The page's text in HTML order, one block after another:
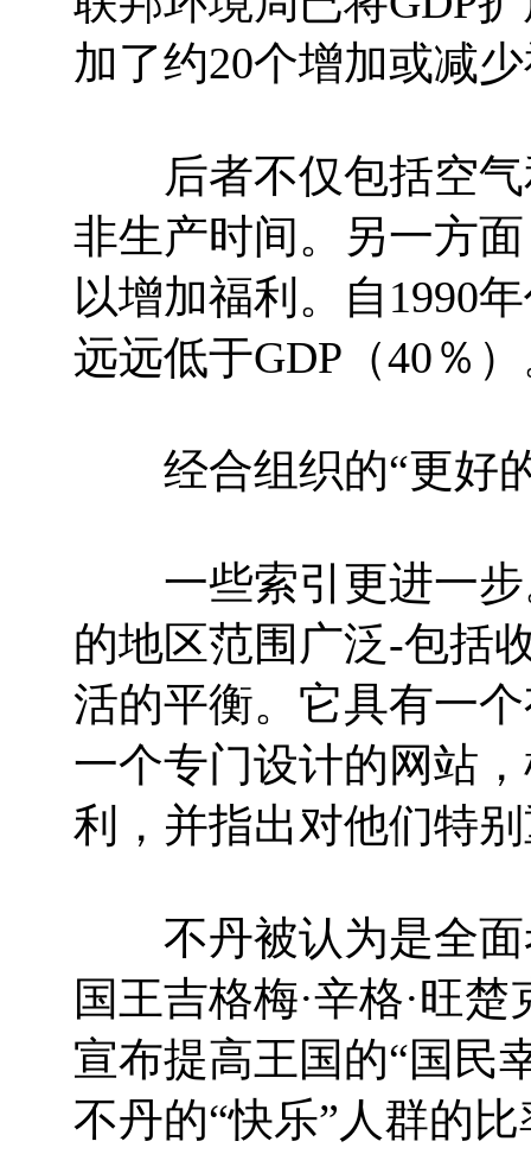
加了约20个增加或减
后者不仅包括空气
非生产时间。另一方
以增加福利。自1990
远远低于GDP（40％
经合组织的“更好的
一些索引更进一步
的地区范围广泛-包括
活的平衡。它具有一
一个专门设计的网站
利，并指出对他们特
不丹被认为是全面
国王吉格梅·辛格·旺楚
宣布提高王国的“国民
不丹的“快乐”人群的